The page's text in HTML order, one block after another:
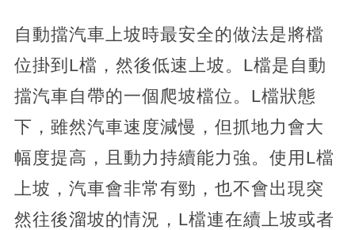
自動擋汽車上坡時最安全的做法是將檔
位掛到L檔，然後低速上坡。L檔是自動
擋汽車自帶的一個爬坡檔位。L檔狀態
下，雖然汽車速度減慢，但抓地力會大
幅度提高，且動力持續能力強。使用L檔
上坡，汽車會非常有勁，也不會出現突
然往後溜坡的情況，L檔連在續上坡或者